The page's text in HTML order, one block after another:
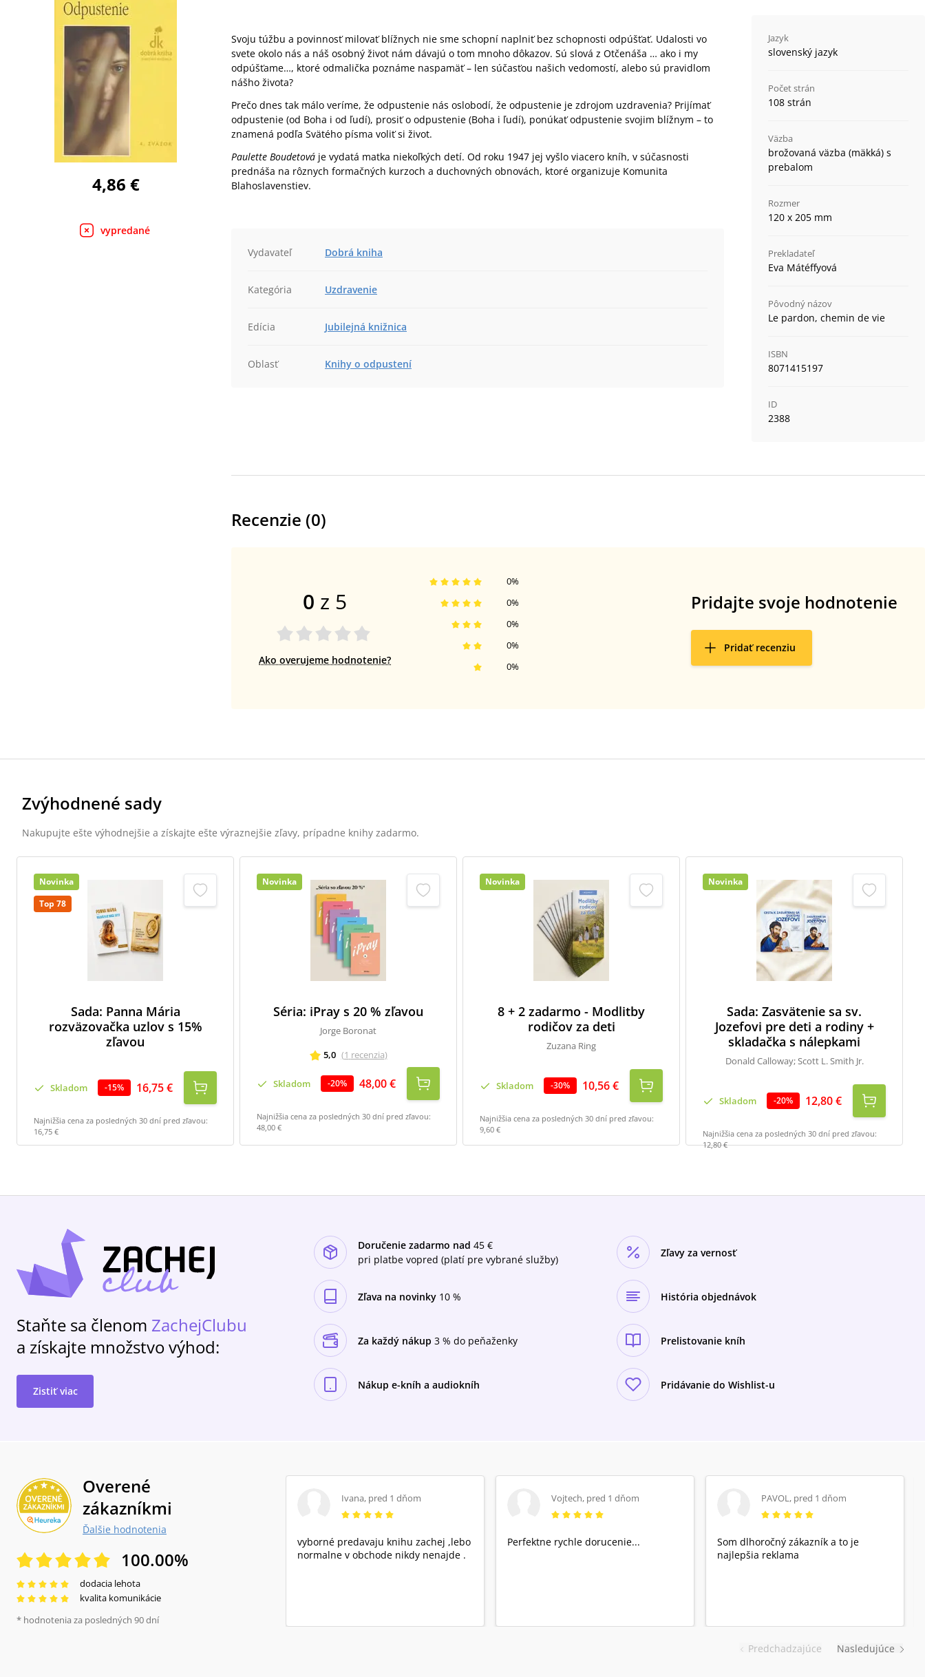
4,86 €
vypredané
Svoju túžbu a povinnosť milovať blížnych nie sme schopní naplniť bez schopnosti odpúšťať. Udalosti vo
svete okolo nás a náš osobný život nám dávajú o tom mnoho dôkazov. Sú slová z Otčenáša … ako i my
odpúšťame…, ktoré odmalička poznáme naspamäť – len súčasťou našich vedomostí, alebo sú pravidlom
nášho života?
Prečo dnes tak málo veríme, že odpustenie nás oslobodí, že odpustenie je zdrojom uzdravenia? Prijímať
odpustenie (od Boha i od ľudí), prosiť o odpustenie (Boha i ľudí), ponúkať odpustenie svojim blížnym – to
znamená podľa Svätého písma voliť si život.
Paulette Boudetová je vydatá matka niekoľkých detí. Od roku 1947 jej vyšlo viacero kníh, v súčasnosti
prednáša na rôznych formačných kurzoch a duchovných obnovách, ktoré organizuje Komunita
Blahoslavenstiev.
Vydavateľ Dobrá kniha
Kategória Uzdravenie
Edícia Jubilejná knižnica
Oblasť Knihy o odpustení
Jazyk
slovenský jazyk
Počet strán
108 strán
Väzba
brožovaná väzba (mäkká) s
prebalom
Rozmer
120 x 205 mm
Prekladateľ
Eva Mátéffyová
Pôvodný názov
Le pardon, chemin de vie
ISBN
8071415197
ID
2388
Recenzie (0)
0 z 5
Ako overujeme hodnotenie? 0%
0%
0%
0%
0%
Pridajte svoje hodnotenie
Pridať recenziu
Zvýhodnené sady
Nakupujte ešte výhodnejšie a získajte ešte výraznejšie zľavy, prípadne knihy zadarmo.
Novinka
Top 78
Sada: Panna Mária
rozväzovačka uzlov s 15%
zľavou
Skladom -15% 16,75 €
Najnižšia cena za posledných 30 dní pred zľavou:
16,75 €
Novinka
Séria: iPray s 20 % zľavou
Jorge Boronat
5,0 (1 recenzia)
Skladom -20% 48,00 €
Najnižšia cena za posledných 30 dní pred zľavou:
48,00 €
Novinka
8 + 2 zadarmo - Modlitby
rodičov za deti
Zuzana Ring
Skladom -30% 10,56 €
Najnižšia cena za posledných 30 dní pred zľavou:
9,60 €
Novinka
Sada: Zasvätenie sa sv.
Jozefovi pre deti a rodiny +
skladačka s nálepkami
Donald Calloway; Scott L. Smith Jr.
Skladom -20% 12,80 €
Najnižšia cena za posledných 30 dní pred zľavou:
12,80 €
Staňte sa členom ZachejClubu
a získajte množstvo výhod:
Zistiť viac
Doručenie zadarmo nad 45 €
pri platbe vopred (platí pre vybrané služby)
Zľavy za vernosť
Zľava na novinky 10 % História objednávok
Za každý nákup 3 % do peňaženky Prelistovanie kníh
Nákup e-kníh a audiokníh Pridávanie do Wishlist-u
Overené
zákazníkmi
Ďalšie hodnotenia
100.00%
dodacia lehota
kvalita komunikácie
* hodnotenia za posledných 90 dní
Predchadzajúce
Ivana, pred 1 dňom
vyborné predavaju knihu zachej ,lebo
normalne v obchode nikdy nenajde .
Vojtech, pred 1 dňom
Perfektne rychle dorucenie...
PAVOL, pred 1 dňom
Som dlhoročný zákazník a to je
najlepšia reklama
Nasledujúce